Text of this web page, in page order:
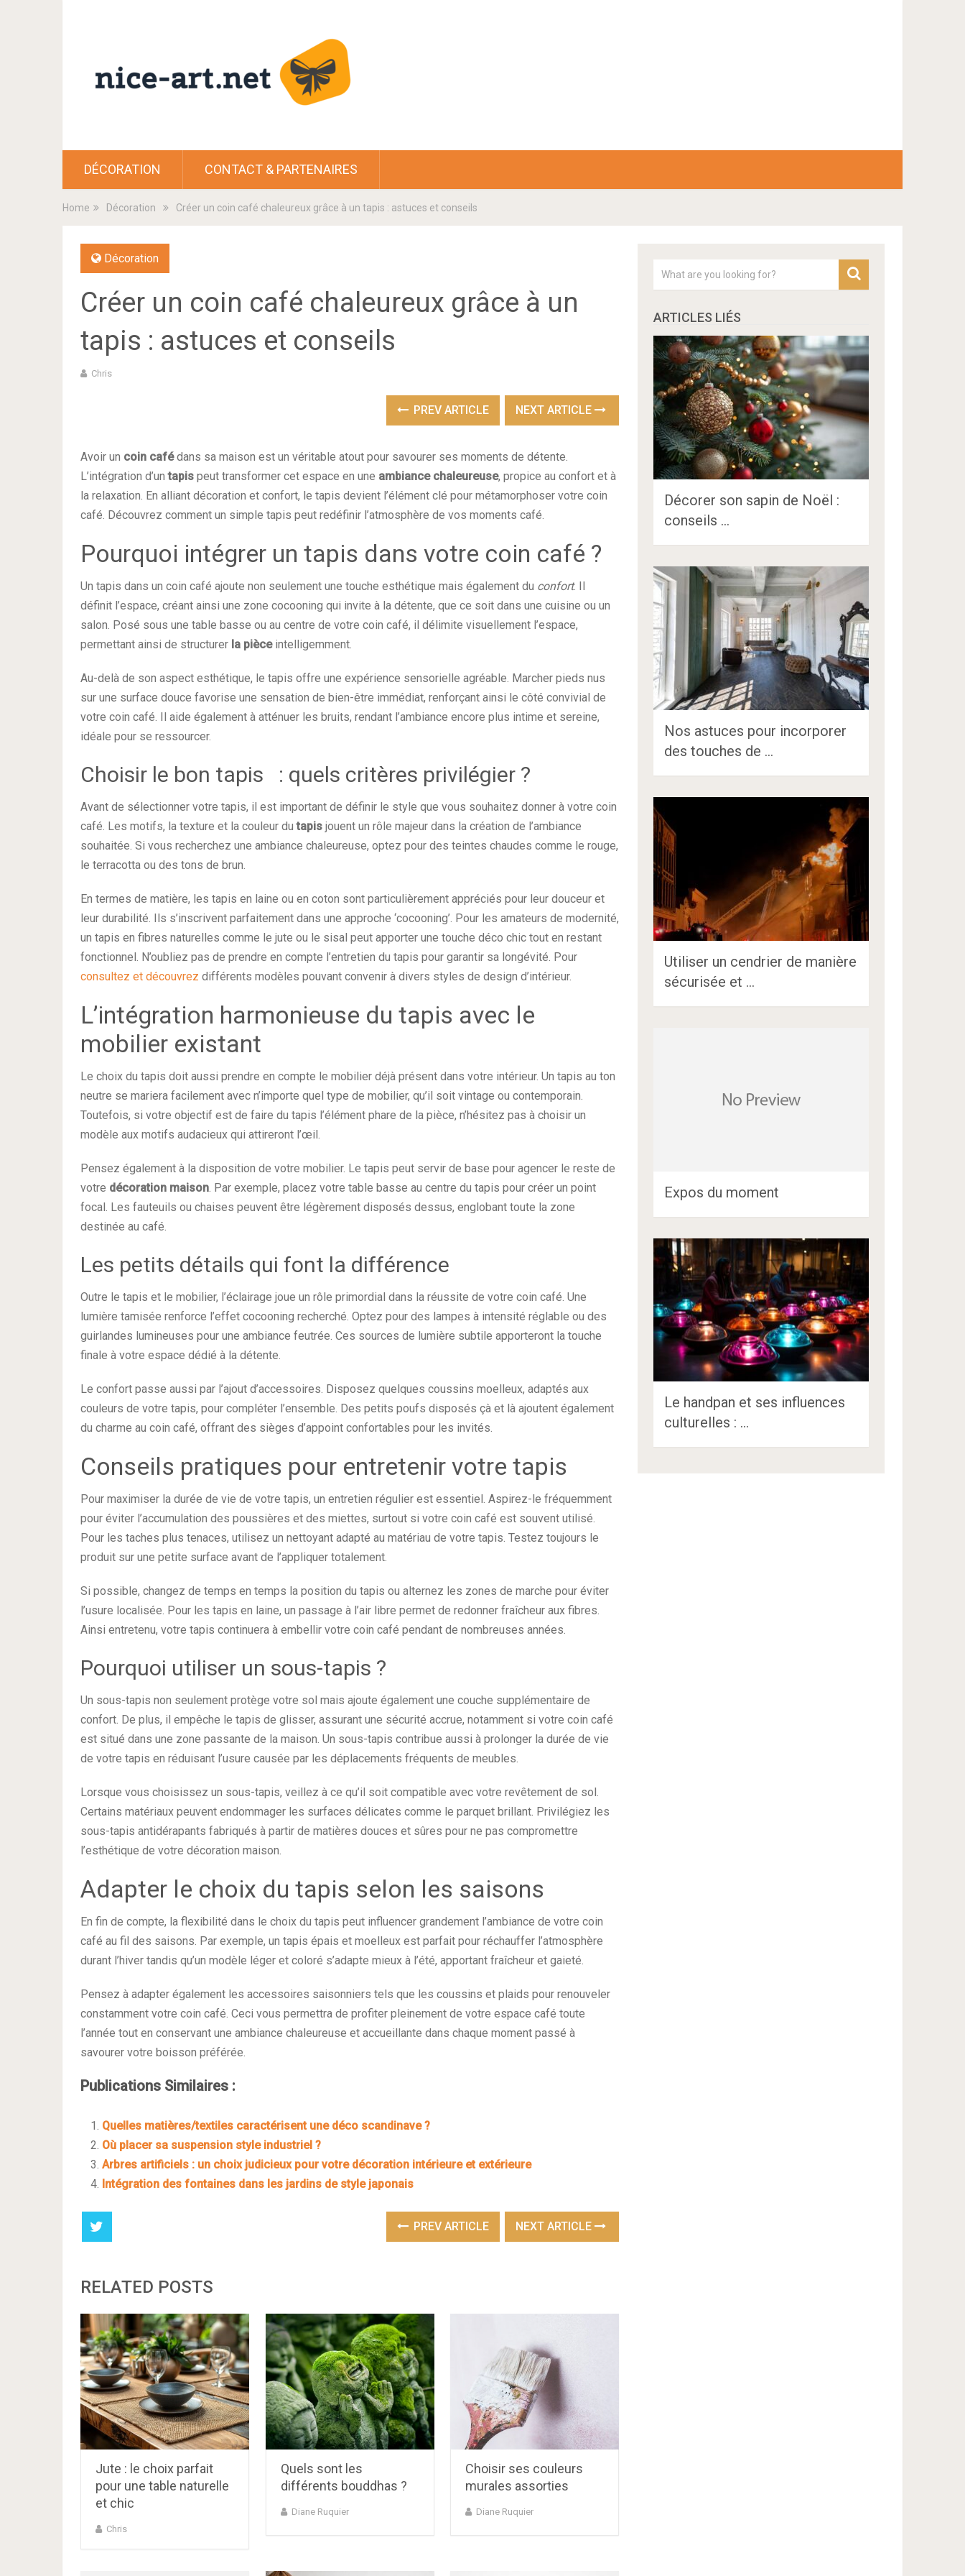
DÉCORATION CONTACT & PARTENAIRES
Home Décoration Créer un coin café chaleureux grâce à un tapis : astuces et conseils
Décoration
Créer un coin café chaleureux grâce à un
tapis : astuces et conseils
Chris
PREV ARTICLE NEXT ARTICLE
Avoir un coin cafédans sa maison est un véritable atout pour savourer ses moments de détente.
L’intégration d’untapis peut transformer cet espace en une ambiance chaleureuse, propice au confort et à
la relaxation. En alliant décoration et confort, le tapis devient l’élément clé pour métamorphoser votre coin
café. Découvrez comment un simple tapis peut redéfinir l’atmosphère de vos moments café.
Pourquoi intégrer un tapis dans votre coin café ?
Un tapis dans un coin café ajoute non seulement une touche esthétique mais également du confort. Il
définit l’espace, créant ainsi une zone cocooning qui invite à la détente, que ce soit dans une cuisine ou un
salon. Posé sous une table basse ou au centre de votre coin café, il délimite visuellement l’espace,
permettant ainsi de structurer la pièceintelligemment.
Au-delà de son aspect esthétique, le tapis offre une expérience sensorielle agréable. Marcher pieds nus
sur une surface douce favorise une sensation de bien-être immédiat, renforçant ainsi le côté convivial de
votre coin café. Il aide également à atténuer les bruits, rendant l’ambiance encore plus intime et sereine,
idéale pour se ressourcer.
Choisir le bon tapis : quels critères privilégier ?
Avant de sélectionner votre tapis, il est important de définir le style que vous souhaitez donner à votre coin
café. Les motifs, la texture et la couleur dutapis jouent un rôle majeur dans la création de l’ambiance
souhaitée. Si vous recherchez une ambiance chaleureuse, optez pour des teintes chaudes comme le rouge,
le terracotta ou des tons de brun.
En termes de matière, les tapis en laine ou en coton sont particulièrement appréciés pour leur douceur et
leur durabilité. Ils s’inscrivent parfaitement dans une approche ‘cocooning’. Pour les amateurs de modernité,
un tapis en fibres naturelles comme le jute ou le sisal peut apporter une touche déco chic tout en restant
fonctionnel. N’oubliez pas de prendre en compte l’entretien du tapis pour garantir sa longévité. Pour
consultez et découvrez différents modèles pouvant convenir à divers styles de design d’intérieur.
L’intégration harmonieuse du tapis avec le
mobilier existant
Le choix du tapis doit aussi prendre en compte le mobilier déjà présent dans votre intérieur. Un tapis au ton
neutre se mariera facilement avec n’importe quel type de mobilier, qu’il soit vintage ou contemporain.
Toutefois, si votre objectif est de faire du tapis l’élément phare de la pièce, n’hésitez pas à choisir un
modèle aux motifs audacieux qui attireront l’œil.
Pensez également à la disposition de votre mobilier. Le tapis peut servir de base pour agencer le reste de
votre décoration maison. Par exemple, placez votre table basse au centre du tapis pour créer un point
focal. Les fauteuils ou chaises peuvent être légèrement disposés dessus, englobant toute la zone
destinée au café.
Les petits détails qui font la différence
Outre le tapis et le mobilier, l’éclairage joue un rôle primordial dans la réussite de votre coin café. Une
lumière tamisée renforce l’effet cocooning recherché. Optez pour des lampes à intensité réglable ou des
guirlandes lumineuses pour une ambiance feutrée. Ces sources de lumière subtile apporteront la touche
finale à votre espace dédié à la détente.
Le confort passe aussi par l’ajout d’accessoires. Disposez quelques coussins moelleux, adaptés aux
couleurs de votre tapis, pour compléter l’ensemble. Des petits poufs disposés çà et là ajoutent également
du charme au coin café, offrant des sièges d’appoint confortables pour les invités.
Conseils pratiques pour entretenir votre tapis
Pour maximiser la durée de vie de votre tapis, un entretien régulier est essentiel. Aspirez-le fréquemment
pour éviter l’accumulation des poussières et des miettes, surtout si votre coin café est souvent utilisé.
Pour les taches plus tenaces, utilisez un nettoyant adapté au matériau de votre tapis. Testez toujours le
produit sur une petite surface avant de l’appliquer totalement.
Si possible, changez de temps en temps la position du tapis ou alternez les zones de marche pour éviter
l’usure localisée. Pour les tapis en laine, un passage à l’air libre permet de redonner fraîcheur aux fibres.
Ainsi entretenu, votre tapis continuera à embellir votre coin café pendant de nombreuses années.
Pourquoi utiliser un sous-tapis ?
Un sous-tapis non seulement protège votre sol mais ajoute également une couche supplémentaire de
confort. De plus, il empêche le tapis de glisser, assurant une sécurité accrue, notamment si votre coin café
est situé dans une zone passante de la maison. Un sous-tapis contribue aussi à prolonger la durée de vie
de votre tapis en réduisant l’usure causée par les déplacements fréquents de meubles.
Lorsque vous choisissez un sous-tapis, veillez à ce qu’il soit compatible avec votre revêtement de sol.
Certains matériaux peuvent endommager les surfaces délicates comme le parquet brillant. Privilégiez les
sous-tapis antidérapants fabriqués à partir de matières douces et sûres pour ne pas compromettre
l’esthétique de votre décoration maison.
Adapter le choix du tapis selon les saisons
En fin de compte, la flexibilité dans le choix du tapis peut influencer grandement l’ambiance de votre coin
café au fil des saisons. Par exemple, un tapis épais et moelleux est parfait pour réchauffer l’atmosphère
durant l’hiver tandis qu’un modèle léger et coloré s’adapte mieux à l’été, apportant fraîcheur et gaieté.
Pensez à adapter également les accessoires saisonniers tels que les coussins et plaids pour renouveler
constamment votre coin café. Ceci vous permettra de profiter pleinement de votre espace café toute
l’année tout en conservant une ambiance chaleureuse et accueillante dans chaque moment passé à
savourer votre boisson préférée.
Publications Similaires :
Quelles matières/textiles caractérisent une déco scandinave ?
Où placer sa suspension style industriel ?
Arbres artificiels : un choix judicieux pour votre décoration intérieure et extérieure
Intégration des fontaines dans les jardins de style japonais
PREV ARTICLE NEXT ARTICLE
RELATED POSTS
Jute : le choix parfait
pour une table naturelle
et chic
Chris
Quels sont les
différents bouddhas ?
Diane Ruquier
Choisir ses couleurs
murales assorties
Diane Ruquier
ARTICLES LIÉS
Décorer son sapin de Noël :
conseils …
Nos astuces pour incorporer
des touches de …
Utiliser un cendrier de manière
sécurisée et …
Expos du moment
Le handpan et ses influences
culturelles : …